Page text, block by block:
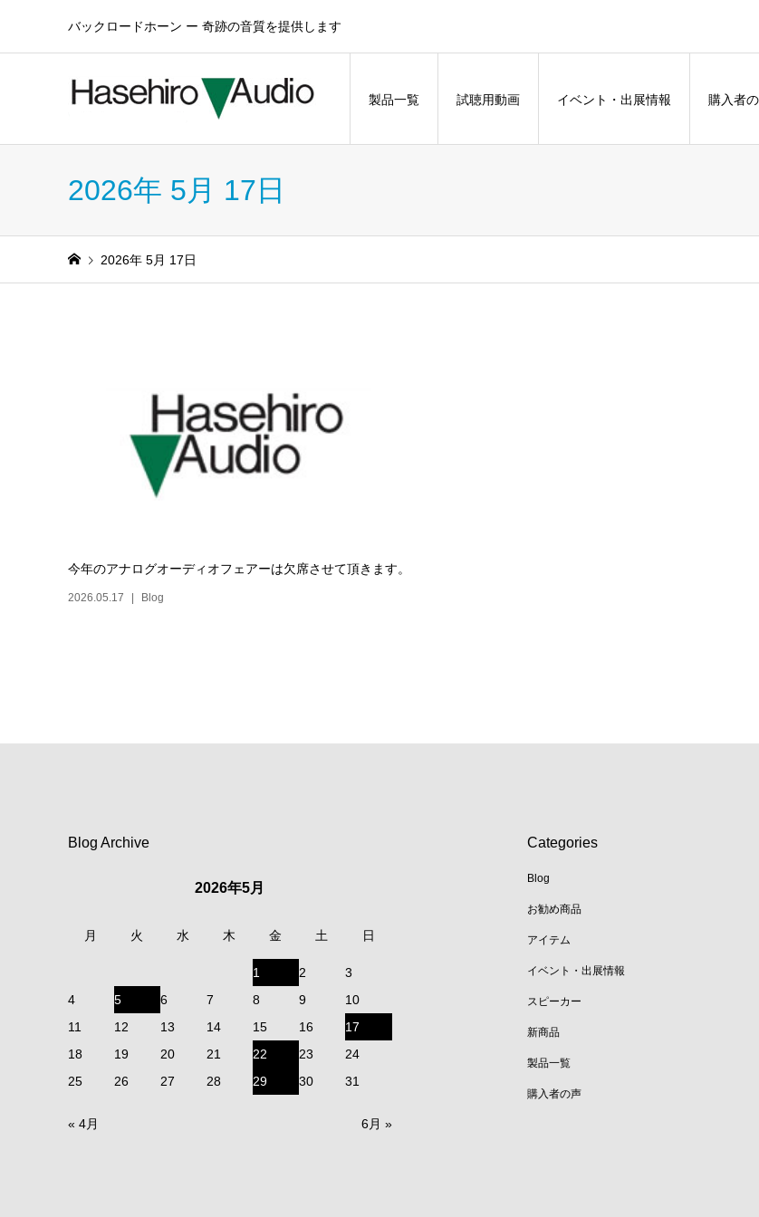
バックロードホーン ー 奇跡の音質を提供します
製品一覧 試聴用動画 イベント・出展情報 購入者
2026年 5月 17日
2026年 5月 17日
今年のアナログオーディオフェアーは欠席させて頂きます。
2026.05.17 Blog
Blog Archive
2026年5月
月 火 水 木 金 土 日
1 2
3
4
5 6 7 8 9
10
11
12 13 14 15 16
17
18
19 20 21 22 23
24
25
26 27 28 29 30 31
« 4月 6月 »
Categories
Blog
お勧め商品
アイテム
イベント・出展情報
スピーカー
新商品
製品一覧
購入者の声